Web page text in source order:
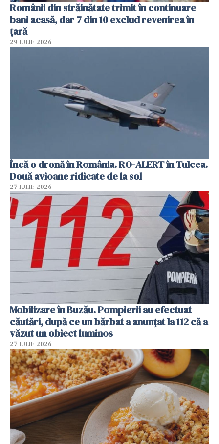
Românii din străinătate trimit în continuare
bani acasă, dar 7 din 10 exclud revenirea în
țară
29 IULIE 2026
Încă o dronă în România. RO-ALERT în Tulcea.
Două avioane ridicate de la sol
27 IULIE 2026
Mobilizare în Buzău. Pompierii au efectuat
căutări, după ce un bărbat a anunțat la 112 că a
văzut un obiect luminos
27 IULIE 2026